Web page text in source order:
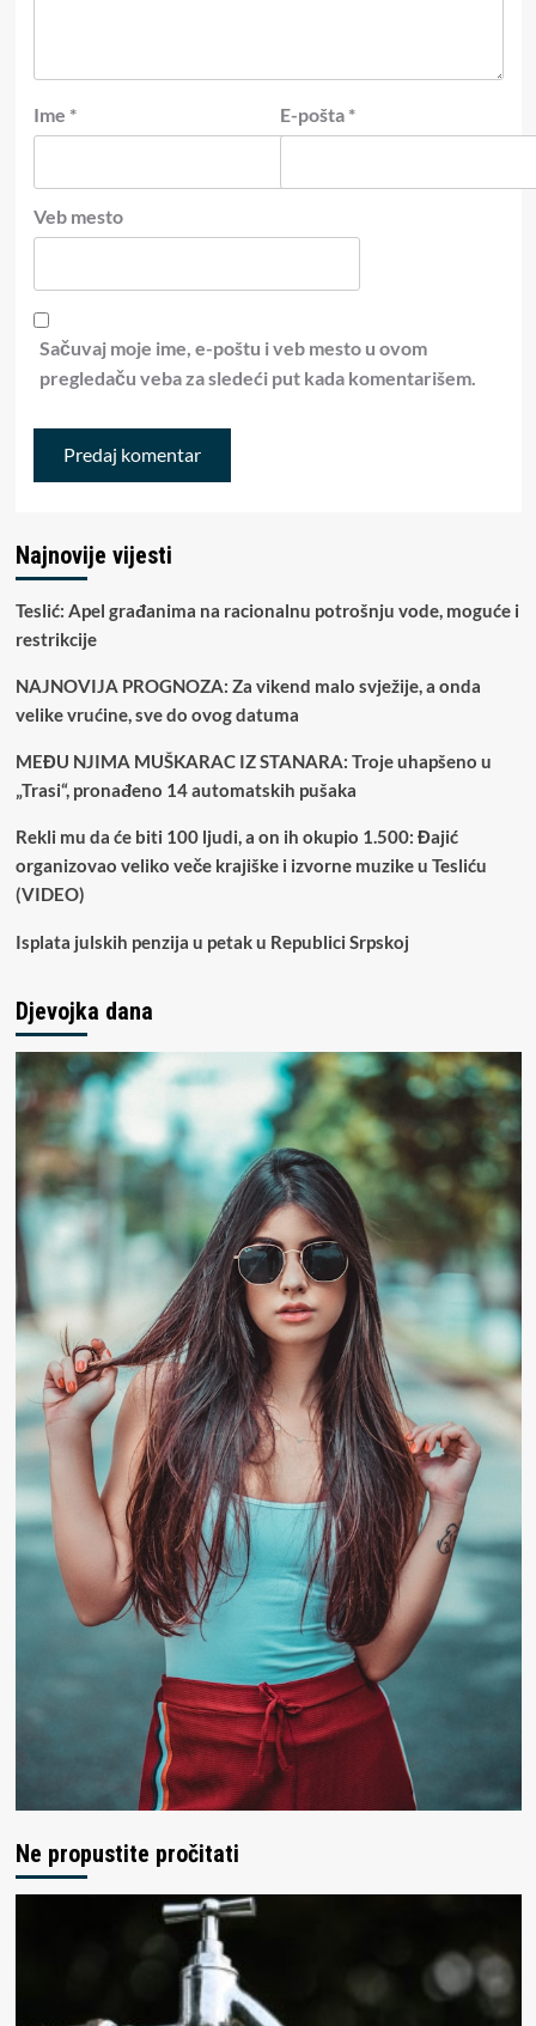
Ime * E-pošta *
Veb mesto
Sačuvaj moje ime, e-poštu i veb mesto u ovom
pregledaču veba za sledeći put kada komentarišem.
Najnovije vijesti
Teslić: Apel građanima na racionalnu potrošnju vode, moguće i
restrikcije
NAJNOVIJA PROGNOZA: Za vikend malo svježije, a onda
velike vrućine, sve do ovog datuma
MEĐU NJIMA MUŠKARAC IZ STANARA: Troje uhapšeno u
„Trasi“, pronađeno 14 automatskih pušaka
Rekli mu da će biti 100 ljudi, a on ih okupio 1.500: Đajić
organizovao veliko veče krajiške i izvorne muzike u Tesliću
(VIDEO)
Isplata julskih penzija u petak u Republici Srpskoj
Djevojka dana
Ne propustite pročitati